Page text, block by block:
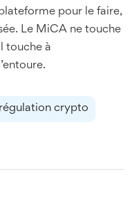
pour le faire,
Le MiCA ne touche
touche à
régulation crypto